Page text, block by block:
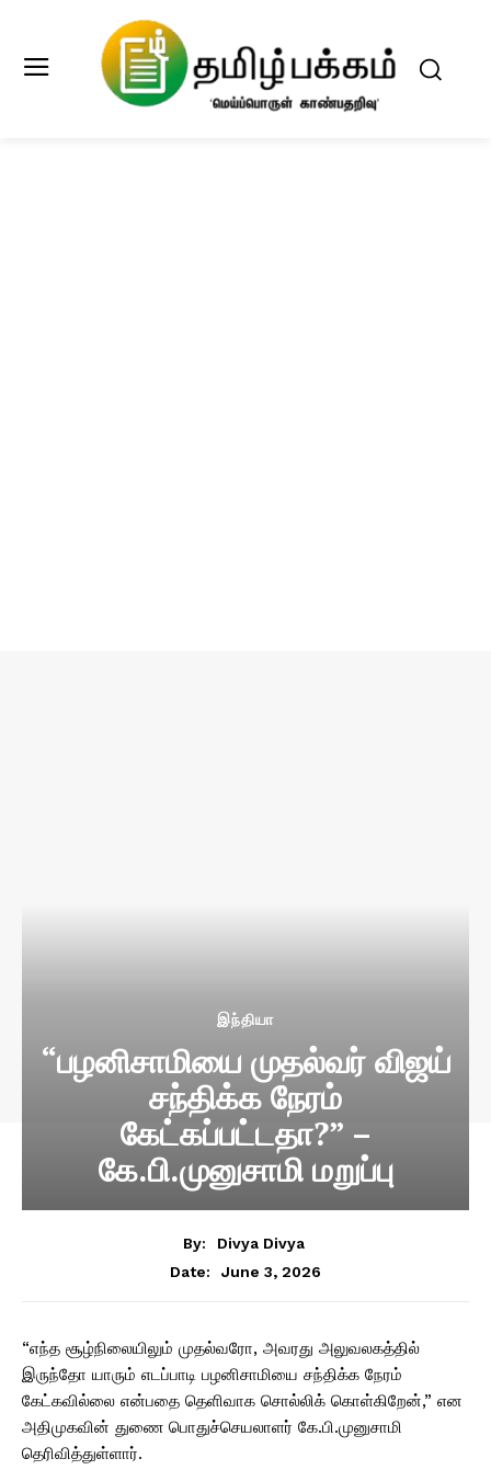
இந்தியா
“பழனிசாமியை முதல்வர் விஜய்
சந்திக்க நேரம்
கேட்கப்பட்டதா?” –
கே.பி.முனுசாமி மறுப்பு
By:
Divya Divya
Date:
June 3, 2026
“எந்த சூழ்நிலையிலும் முதல்வரோ, அவரது அலுவலகத்தில்
இருந்தோ யாரும் எடப்பாடி பழனிசாமியை சந்திக்க நேரம்
கேட்கவில்லை என்பதை தெளிவாக சொல்லிக் கொள்கிறேன்,” என
அதிமுகவின் துணை பொதுச்செயலாளர் கே.பி.முனுசாமி
தெரிவித்துள்ளார்.